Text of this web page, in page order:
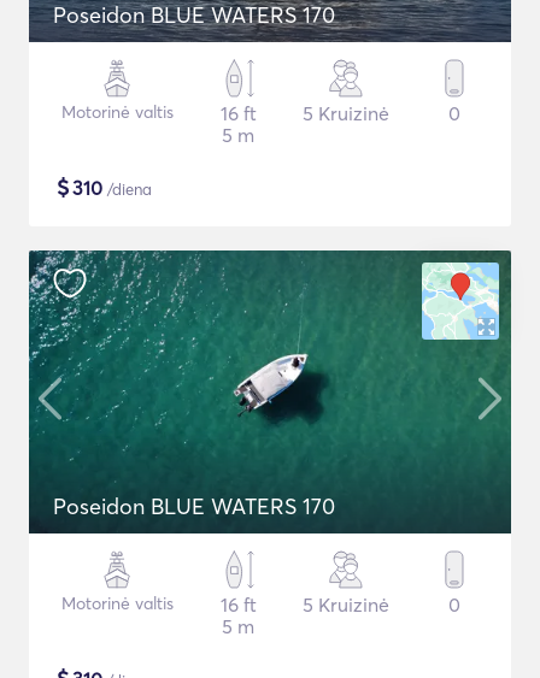
Poseidon BLUE WATERS 170
Motorinė valtis
16 ft
5 m
5 Kruizinė 0
$310 /diena
Poseidon BLUE WATERS 170
Motorinė valtis
16 ft
5 m
5 Kruizinė 0